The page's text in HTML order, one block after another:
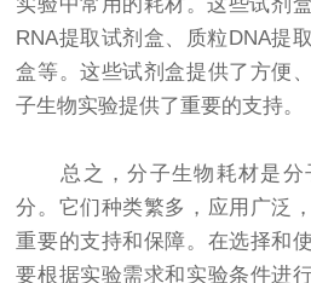
RNA提取试剂盒、质粒DNA提
盒等。这些试剂盒提供了方便
子生物实验提供了重要的支持。
总之，分子生物耗材是分
分。它们种类繁多，应用广泛
重要的支持和保障。在选择和
要根据实验需求和实验条件进